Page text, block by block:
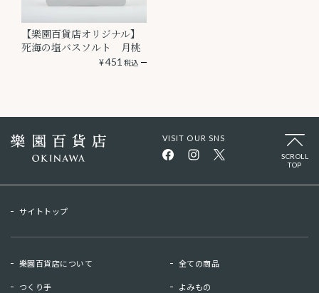
【樂園百貨店オリジナル】
死海の塩バスソルト 月桃
¥451 税込
VISIT OUR SNS
SCROLL
TOP
サイトトップ
樂園百貨店について 全ての商品
つくり手 よみもの